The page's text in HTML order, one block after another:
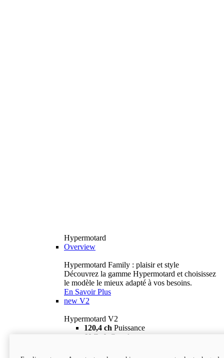
Hypermotard
Overview
Hypermotard Family : plaisir et style
Découvrez la gamme Hypermotard et choisissez
le modèle le mieux adapté à vos besoins.
En Savoir Plus
new V2
Hypermotard V2
120,4 ch Puissance
69 lb-ft
Couple
18 895 $